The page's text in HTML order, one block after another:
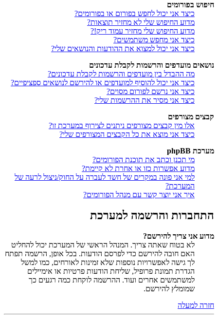
חיפוש בפורומים
כיצד אני יכול לחפש בפורום או בפורומים?
מדוע החיפוש שלי לא מחזיר תוצאות?
מדוע החיפוש שלי מחזיר עמוד ריק!?
כיצד אני מחפש משתמשים?
כיצד אני יכול למצוא את ההודעות והנושאים שלי?
נושאים מועדפים והרשמות לקבלת עדכונים
מה ההבדל בין מועדפים והרשמות לקבלת עדכונים?
כיצד אני יכול להוסיף למועדפים או להירשם לנושאים ספציפיים?
כיצד אני נרשם לפורום מסוים?
כיצד אני מסיר את ההרשמות שלי?
קבצים מצורפים
אלו מין קבצים מצורפים ניתנים לצירוף במערכת זו?
כיצד אני מוצא את כל הקבצים המצורפים שלי?
מערכת phpBB
מי תכנן וכתב את תוכנת הפורומים?
מדוע אפשרות כזו או אחרת לא קיימת?
למי אני פונה במקרים של חשד לעברה על החוק/ניצול לרעה של
המערכת?
איך אני יוצר קשר עם מנהל הפורומים?
התחברות והרשמה למערכת
מדוע אני צריך להירשם?
לא בטוח שאתה צריך. המנהל הראשי של המערכת יכול להחליט
האם חובה להירשם כדי לפרסם הודעות. בכל אופן, הרשמה תפתח
לך גישה לאפשרויות נוספות שלא זמינות לאורחים, כמו למשל
הגדרת תמונת פרופיל, שליחת הודעות פרטיות או אימיילים
למשתמשים אחרים ועוד. ההרשמה לוקחת כמה רגעים כך
שמומלץ להירשם.
חזרה למעלה